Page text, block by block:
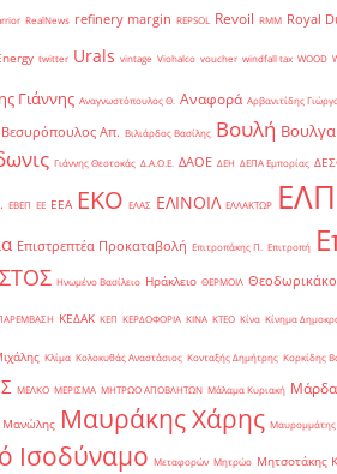
RealNews refinery margin REPSOL Revoil RMM Royal
twitter Urals vintage Viohalco voucher windfall tax WOOD
Γιάννης Αναγνωστόπουλος Θ. Αναφορά Αρβανιτίδης
Βεσυρόπουλος Απ. Βιλιάρδος Βασίλης Βουλή
Γιάννης Θεοτοκάς Δ.Α.Ο.Ε. ΔΑΟΕ ΔΕΗ ΔΕΠΑ Εμπορίας
ΕΒΕΠ ΕΕ ΕΕΑ ΕΚΟ ΕΛΑΣ ΕΛΙΝΟΙΛ ΕΛΛΑΚΤΩΡ
Επιστρεπτέα Προκαταβολή Επιτροπάκης Π. Επιτροπή
Ηνωμένο Βασίλειο Ηράκλειο ΘΕΡΜΟΙΛ
ΚΕΔΑΚ ΚΕΠ ΚΕΡΔΟΦΟΡΙΑ ΚΙΝΑ ΚΤΕΟ Κίνα Κίνημα
Κλίμα Κολοκυθάς Αναστάσιος Κονταξής Δημήτρης Κορκίδης
ΜΕΛΚΟ ΜΕΡΙΣΜΑ ΜΗΤΡΩΟ ΑΠΟΒΛΗΤΩΝ Μάλαμα Κυριακή
Μανώλης Μαυράκης Χάρης Μαυρομμάτης
Ισοδύναμο Μεταφορών Μητρώο Μητσοτάκης